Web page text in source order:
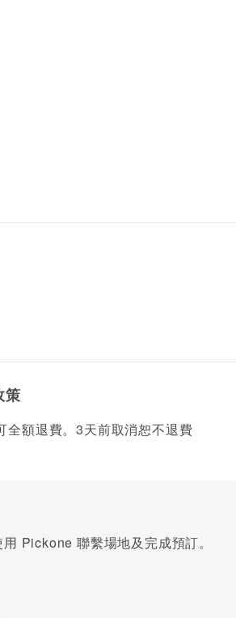
策
全額退費。3天前取消恕不退費
Pickone 聯繫場地及完成預訂。